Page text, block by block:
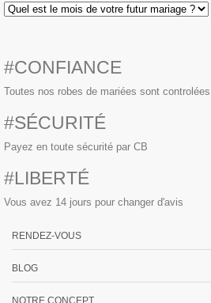
#CONFIANCE
Toutes nos robes de mariées sont
#SÉCURITÉ
Payez en toute sécurité par CB
#LIBERTÉ
Vous avez 14 jours pour changer d'avis
RENDEZ-VOUS
BLOG
NOTRE CONCEPT